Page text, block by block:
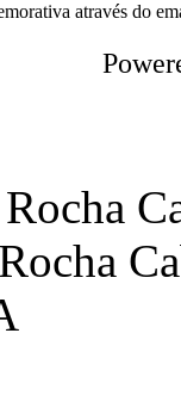
através do